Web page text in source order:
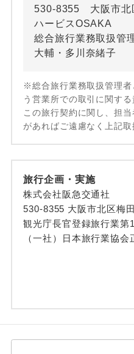
530-8355 大阪市北
ハービスOSAKA
総合旅行業務取扱管
大輔・多川奈緒子
※総合旅行業務取扱管理
う営業所での取引に関する
この旅行契約に関し、担
があればご遠慮なく上記取
旅行企画・実施
株式会社阪急交通社
530-8355 大阪市北区梅
観光庁長官登録旅行業第
（一社）日本旅行業協会